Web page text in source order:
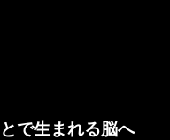
で生まれる脳へ